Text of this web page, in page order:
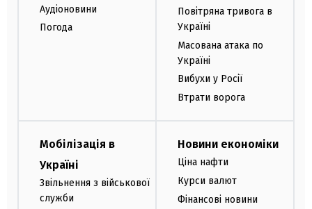
Аудіоновини
Погода
Повітряна тривога в
Україні
Масована атака по
Україні
Вибухи у Росії
Втрати ворога
Мобілізація в
Україні
Звільнення з військової
служби
Новини економіки
Ціна нафти
Курси валют
Фінансові новини